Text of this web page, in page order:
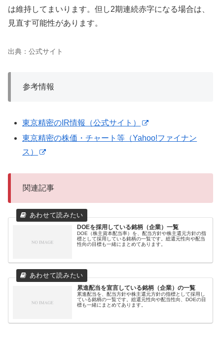
は維持してまいります。但し2期連続赤字になる場合は、
見直す可能性があります。
出典：公式サイト
参考情報
東京精密のIR情報（公式サイト）
東京精密の株価・チャート等（Yahoo!ファイナン
ス）
関連記事
DOEを採用している銘柄（企業）一覧
DOE（株主資本配当率）を、配当方針や株主還元方針の指
標として採用している銘柄の一覧です。総還元性向や配当
性向の目標も一緒にまとめてあります。
累進配当を宣言している銘柄（企業）の一覧
累進配当を、配当方針や株主還元方針の指標として採用し
ている銘柄の一覧です。総還元性向や配当性向、DOEの目
標も一緒にまとめてあります。